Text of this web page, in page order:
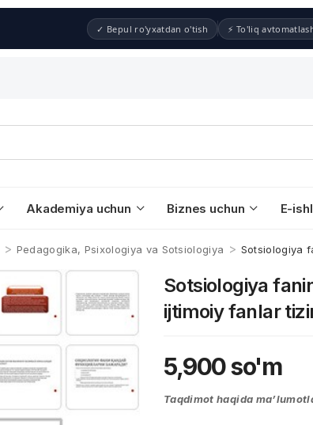
✓ Bepul ro'yxatdan o'tish ⚡ To'liq
Akademiya uchun Biznes uchun E-
> Pedagogika, Psixologiya va Sotsiologiya > Sotsiologiya
Sotsiologiya
ijtimoiy fanlar
5,900so'm
Taqdimot haqida